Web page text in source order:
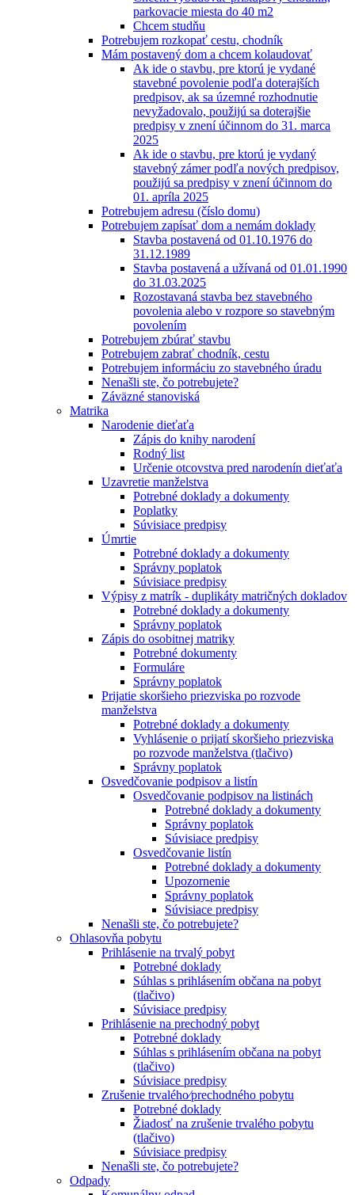
parkovacie miesta do 40 m2
Chcem studňu
Potrebujem rozkopať cestu, chodník
Mám postavený dom a chcem kolaudovať
Ak ide o stavbu, pre ktorú je vydané
stavebné povolenie podľa doterajších
predpisov, ak sa územné rozhodnutie
nevyžadovalo, použijú sa doterajšie
predpisy v znení účinnom do 31. marca
2025
Ak ide o stavbu, pre ktorú je vydaný
stavebný zámer podľa nových predpisov,
použijú sa predpisy v znení účinnom do
01. apríla 2025
Potrebujem adresu (číslo domu)
Potrebujem zapísať dom a nemám doklady
Stavba postavená od 01.10.1976 do
31.12.1989
Stavba postavená a užívaná od 01.01.1990
do 31.03.2025
Rozostavaná stavba bez stavebného
povolenia alebo v rozpore so stavebným
povolením
Potrebujem zbúrať stavbu
Potrebujem zabrať chodník, cestu
Potrebujem informáciu zo stavebného úradu
Nenašli ste, čo potrebujete?
Záväzné stanoviská
Matrika
Narodenie dieťaťa
Zápis do knihy narodení
Rodný list
Určenie otcovstva pred narodenín dieťaťa
Uzavretie manželstva
Potrebné doklady a dokumenty
Poplatky
Súvisiace predpisy
Úmrtie
Potrebné doklady a dokumenty
Správny poplatok
Súvisiace predpisy
Výpisy z matrík - duplikáty matričných dokladov
Potrebné doklady a dokumenty
Správny poplatok
Zápis do osobitnej matriky
Potrebné dokumenty
Formuláre
Správny poplatok
Prijatie skoršieho priezviska po rozvode
manželstva
Potrebné doklady a dokumenty
Vyhlásenie o prijatí skoršieho priezviska
po rozvode manželstva (tlačivo)
Správny poplatok
Osvedčovanie podpisov a listín
Osvedčovanie podpisov na listinách
Potrebné doklady a dokumenty
Správny poplatok
Súvisiace predpisy
Osvedčovanie listín
Potrebné doklady a dokumenty
Upozornenie
Správny poplatok
Súvisiace predpisy
Nenašli ste, čo potrebujete?
Ohlasovňa pobytu
Prihlásenie na trvalý pobyt
Potrebné doklady
Súhlas s prihlásením občana na pobyt
(tlačivo)
Súvisiace predpisy
Prihlásenie na prechodný pobyt
Potrebné doklady
Súhlas s prihlásením občana na pobyt
(tlačivo)
Súvisiace predpisy
Zrušenie trvalého⁄prechodného pobytu
Potrebné doklady
Žiadosť na zrušenie trvalého pobytu
(tlačivo)
Súvisiace predpisy
Nenašli ste, čo potrebujete?
Odpady